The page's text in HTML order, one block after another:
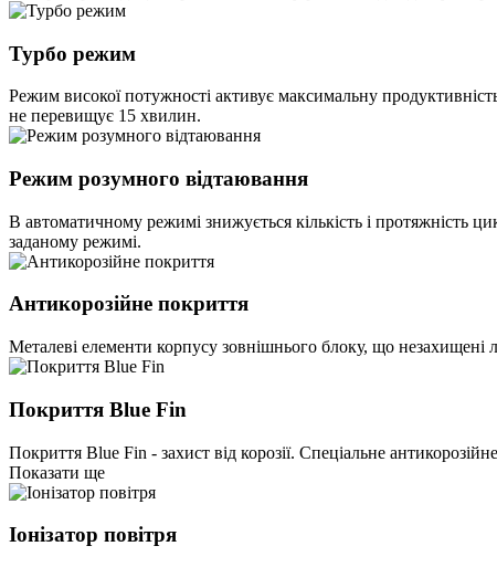
Турбо режим
Режим високої потужності активує максимальну
не перевищує 15 хвилин.
Режим розумного відтаювання
В автоматичному режимі знижується кількість і протяжність
заданому режимі.
Антикорозійне покриття
Металеві елементи корпусу зовнішнього блоку, що незахищені
Покриття Blue Fin
Покриття Blue Fin - захист від корозії. Спеціальне
Показати ще
Іонізатор повітря